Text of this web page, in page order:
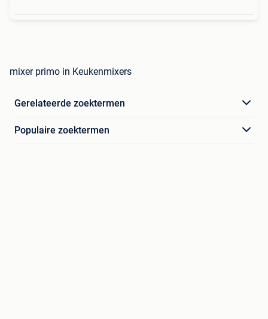
mixer primo in Keukenmixers
Gerelateerde zoektermen
Populaire zoektermen